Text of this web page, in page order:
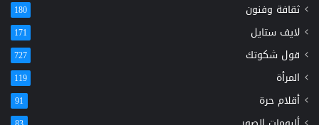
ثقافة وفنون 180
لايف ستايل 171
قول شكوتك 727
المرأة 119
أقلام حرة 91